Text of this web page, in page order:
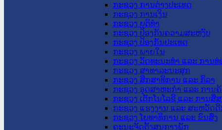
ກະຊວງ ການຕ່າງປະເທດ
ກະຊວງ ການເງິນ
ກະຊວງ ຍຸຕິທໍາ
ກະຊວງ ປ້ອງກັນຄວາມສະຫງົບ
ກະຊວງ ປ້ອງກັນປະເທດ
ກະຊວງ ພາຍໃນ
ກະຊວງ ວັດທະນະທຳ ແລະ ການທ່
ກະຊວງ ສາທາລະນະສຸກ
ກະຊວງ ສຶກສາທິການ ແລະ ກິລາ
ກະຊວງ ອຸດສາຫະກຳ ແລະ ການຄ້
ກະຊວງ ເຕັກໂນໂລຊີ ແລະ ການສື່
ກະຊວງ ແຮງງານ ແລະ ສະຫວັດ
ກະຊວງ ໂຍທາທິການ ແລະ ຂົນສົ່ງ
ຄະນະຈັດຕັ້ງສູນກາງພັກ